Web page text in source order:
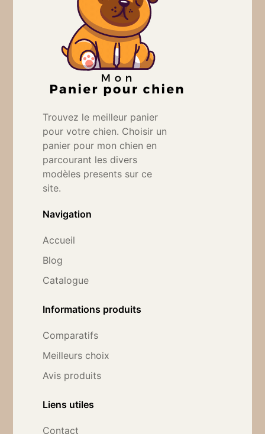
Trouvez le meilleur panier
pour votre chien. Choisir un
panier pour mon chien en
parcourant les divers
modèles presents sur ce
site.
Navigation
Accueil
Blog
Catalogue
Informations produits
Comparatifs
Meilleurs choix
Avis produits
Liens utiles
Contact